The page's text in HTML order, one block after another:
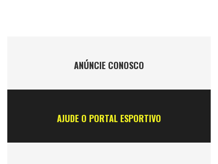
ANÚNCIE CONOSCO
AJUDE O PORTAL ESPORTIVO